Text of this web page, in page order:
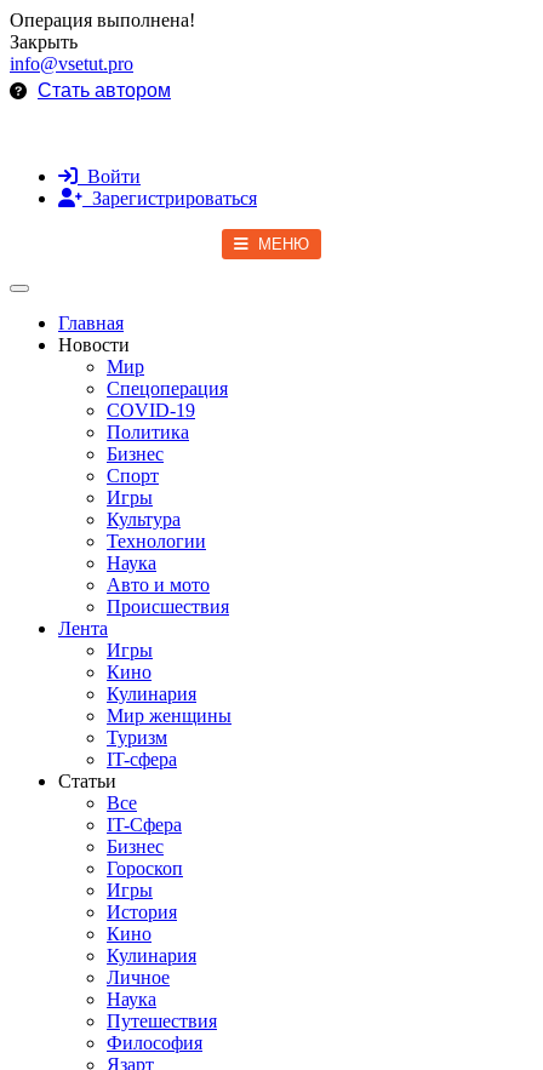
Операция выполнена!
Закрыть
info@vsetut.pro
Стать автором
Войти
Зарегистрироваться
МЕНЮ
Toggle navigation
Главная
Новости
Мир
Спецоперация
COVID-19
Политика
Бизнес
Спорт
Игры
Культура
Технологии
Наука
Авто и мото
Происшествия
Лента
Игры
Кино
Кулинария
Мир женщины
Туризм
IT-сфера
Статьи
Все
IT-Сфера
Бизнес
Гороскоп
Игры
История
Кино
Кулинария
Личное
Наука
Путешествия
Философия
Язарт